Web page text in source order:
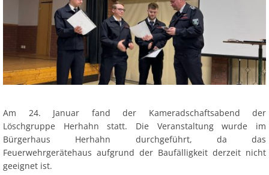
Am 24. Januar fand der Kameradschaftsabend der
Löschgruppe Herhahn statt. Die Veranstaltung wurde im
Bürgerhaus Herhahn durchgeführt, da das
Feuerwehrgerätehaus aufgrund der Baufälligkeit derzeit nicht
geeignet ist.